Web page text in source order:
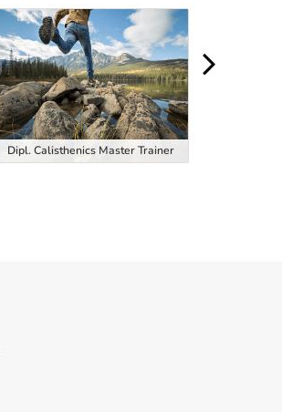
Dipl. Calisthenics Master Trainer